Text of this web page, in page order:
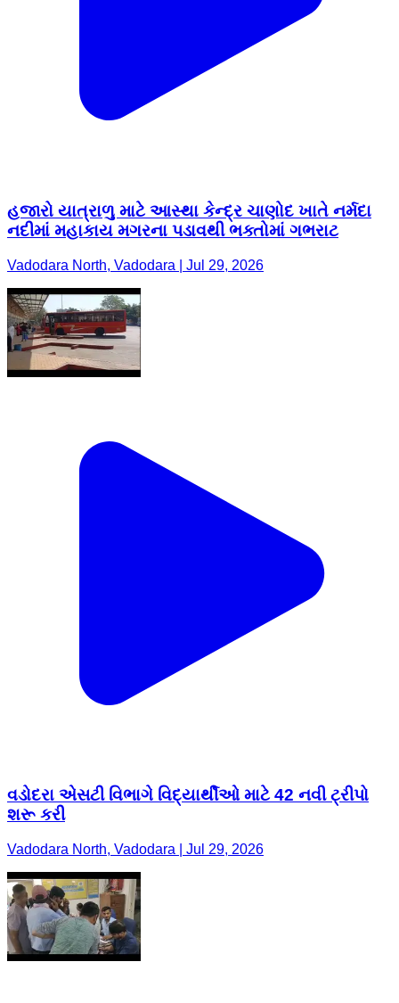
હજારો યાત્રાળુ માટે આસ્થા કેન્દ્ર ચાણોદ ખાતે નર્મદા
નદીમાં મહાકાય મગરના પડાવથી ભક્તોમાં ગભરાટ
Vadodara North, Vadodara | Jul 29, 2026
વડોદરા એસટી વિભાગે વિદ્યાર્થીઓ માટે 42 નવી ટ્રીપો
શરૂ કરી
Vadodara North, Vadodara | Jul 29, 2026